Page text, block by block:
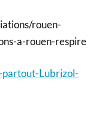
rouen-
a-rouen-respire
Lubrizol-